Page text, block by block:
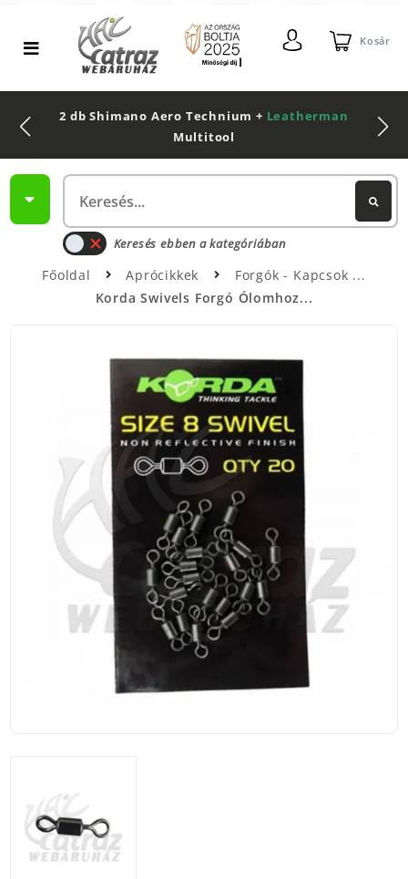
Kosár
2 db Shimano Aero Technium + Leatherman
Multitool
Keresés ebben a kategóriában
Főoldal Aprócikkek
Forgók - Kapcsok
Korda Swivels Forgó Ólomhoz...